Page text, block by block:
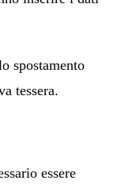
spostamento
tessera.
essere